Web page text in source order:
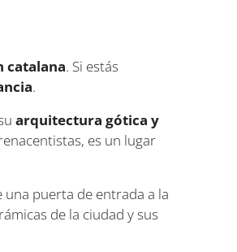
catalana. Si estás
.
arquitectura gótica y
es un lugar
una puerta de entrada a la
de la ciudad y sus